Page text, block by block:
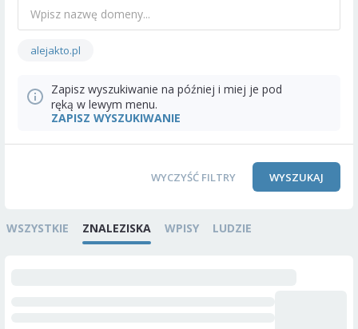
alejakto.pl
Zapisz wyszukiwanie na później i miej je pod
ręką w lewym menu.
ZAPISZ WYSZUKIWANIE
WYCZYŚĆ FILTRY WYSZUKAJ
WSZYSTKIE ZNALEZISKA WPISY LUDZIE